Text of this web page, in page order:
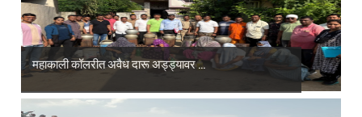
महाकाली कॉलरीत अवैध दारू अड्ड्यावर ...